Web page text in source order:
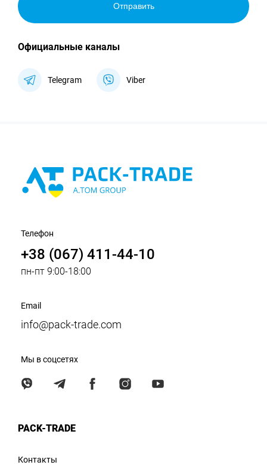
Отправить
Официальные каналы
Telegram Viber
Телефон
+38 (067) 411-44-10
пн-пт 9:00-18:00
Email
info@pack-trade.com
Мы в соцсетях
PACK-TRADE
Контакты